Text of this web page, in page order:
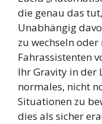
die genau das
Unabhängig
zu wechseln oder
Fahrassistenten
Ihr Gravity in der
normales, nicht
Situationen zu
dies als sicher